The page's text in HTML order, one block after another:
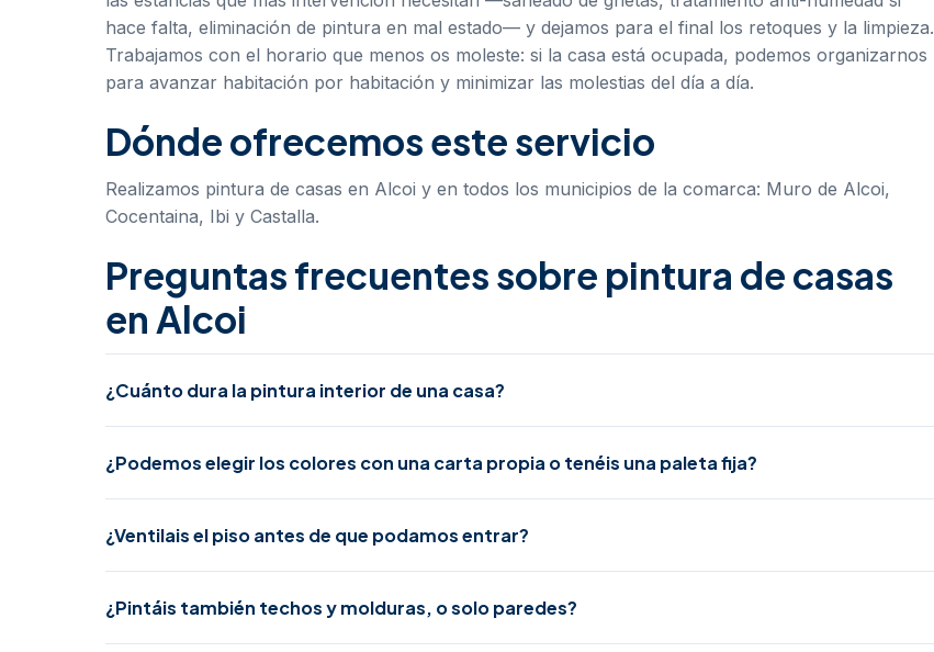
hace falta, eliminación de pintura en mal estado— y dejamos para el final los retoques y la limpieza.
Trabajamos con el horario que menos os moleste: si la casa está ocupada, podemos organizarnos
para avanzar habitación por habitación y minimizar las molestias del día a día.
Dónde ofrecemos este servicio
Realizamos pintura de casas en Alcoi y en todos los municipios de la comarca: Muro de Alcoi,
Cocentaina, Ibi y Castalla.
Preguntas frecuentes sobre pintura de casas
en Alcoi
¿Cuánto dura la pintura interior de una casa?
¿Podemos elegir los colores con una carta propia o tenéis una paleta fija?
¿Ventilais el piso antes de que podamos entrar?
¿Pintáis también techos y molduras, o solo paredes?